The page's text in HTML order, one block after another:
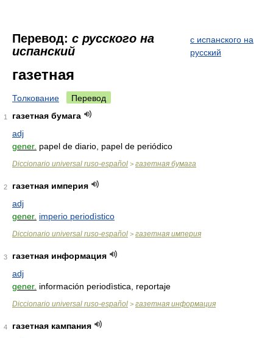
Перевод: с русского на
испанский
с испанского на
русский
газетная
Толкование Перевод
1
газетная бумага
adj
gener. papel de diario, papel de periódico
Diccionario universal ruso-español > газетная бумага
2
газетная империя
adj
gener. imperio periodìstico
Diccionario universal ruso-español > газетная империя
3
газетная информация
adj
gener. información periodìstica, reportaje
Diccionario universal ruso-español > газетная информация
4
газетная кампания